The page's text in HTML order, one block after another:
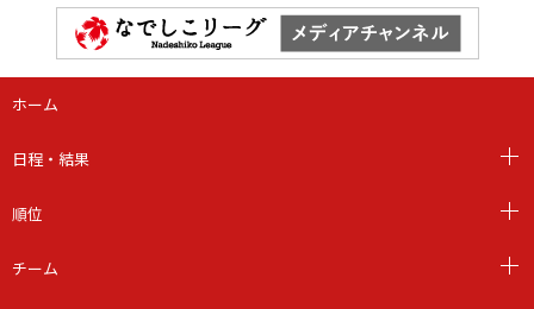
ホーム
日程・結果
順位
チーム